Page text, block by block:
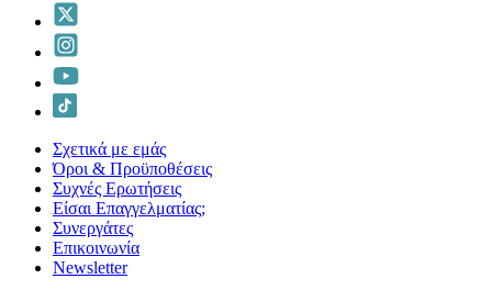
Σχετικά με εμάς
Όροι & Προϋποθέσεις
Συχνές Ερωτήσεις
Είσαι Επαγγελματίας;
Συνεργάτες
Επικοινωνία
Νewsletter